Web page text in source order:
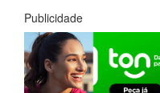
Publicidade